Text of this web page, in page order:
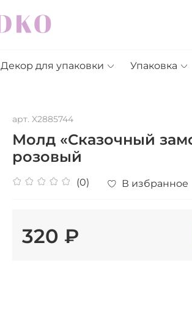
Декор для упаковки Упаковка
арт. X2885744
Молд «Сказочный
розовый
(0) В избранное
320 ₽